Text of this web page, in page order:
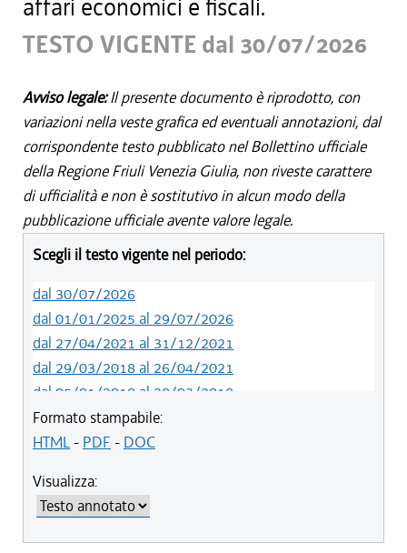
affari economici e fiscali.
TESTO VIGENTE dal 30/07/2026
Avviso legale:Il presente documento è riprodotto, con
variazioni nella veste grafica ed eventuali annotazioni, dal
corrispondente testo pubblicato nel Bollettino ufficiale
della Regione Friuli Venezia Giulia, non riveste carattere
di ufficialità e non è sostitutivo in alcun modo della
pubblicazione ufficiale avente valore legale.
Scegli il testo vigente nel periodo:
dal 30/07/2026
dal 01/01/2025 al 29/07/2026
dal 27/04/2021 al 31/12/2021
dal 29/03/2018 al 26/04/2021
dal 05/01/2018 al 28/03/2018
dal 01/01/2018 al 04/01/2018
dal 26/10/2017 al 31/12/2017
dal 15/12/2016 al 14/04/2017
dal 01/01/2016 al 14/12/2016
dal 11/08/2015 al 31/12/2015
Formato stampabile:
HTML- PDF - DOC
Visualizza: